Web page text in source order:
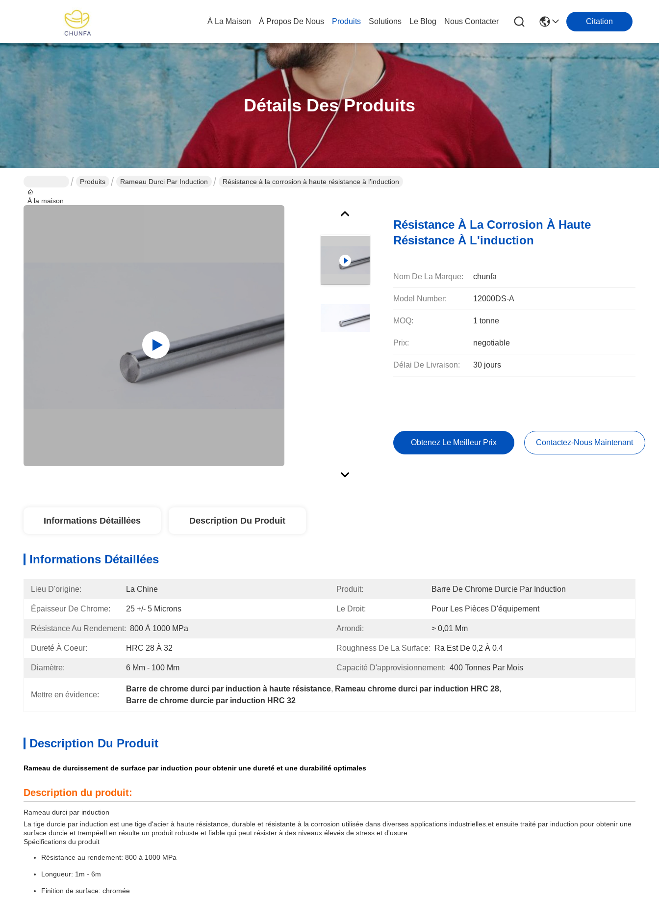
À La Maison À Propos De Nous Produits Solutions Le Blog Nous Contacter Citation
Détails Des Produits
À la maison
Produits Rameau Durci Par Induction Résistance à la corrosion à haute résistance à l'induction
Résistance À La Corrosion À Haute
Résistance À L'induction
Nom De La Marque: chunfa
Model Number: 12000DS-A
MOQ: 1 tonne
Prix: negotiable
Délai De Livraison: 30 jours
Obtenez Le Meilleur Prix Contactez-Nous Maintenant
Informations Détaillées Description Du Produit
Informations Détaillées
Lieu D'origine: La Chine Produit: Barre De Chrome Durcie Par Induction
Épaisseur De Chrome: 25 +/- 5 Microns Le Droit: Pour Les Pièces D'équipement
Résistance Au Rendement: 800 À 1000 MPa Arrondi: > 0,01 Mm
Dureté À Coeur: HRC 28 À 32 Roughness De La Surface: Ra Est De 0,2 À 0.4
Diamètre: 6 Mm - 100 Mm Capacité D'approvisionnement: 400 Tonnes Par Mois
Mettre en évidence:
Barre de chrome durci par induction à haute résistance, Rameau chrome durci par induction HRC 28,
Barre de chrome durcie par induction HRC 32
Description Du Produit
Rameau de durcissement de surface par induction pour obtenir une dureté et une durabilité optimales
Description du produit:
Rameau durci par induction
La tige durcie par induction est une tige d'acier à haute résistance, durable et résistante à la corrosion utilisée dans diverses applications industrielles.et ensuite traité par induction pour obtenir une
surface durcie et trempéeIl en résulte un produit robuste et fiable qui peut résister à des niveaux élevés de stress et d'usure.
Spécifications du produit
Résistance au rendement: 800 à 1000 MPa
Longueur: 1m - 6m
Finition de surface: chromée